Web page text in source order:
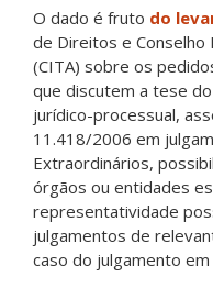
O dado é fruto do
de Direitos e Conselho
(CITA) sobre os
que discutem a tese
jurídico-processual,
11.418/2006 em
Extraordinários,
órgãos ou entidades
representatividade
julgamentos de
caso do julgamento